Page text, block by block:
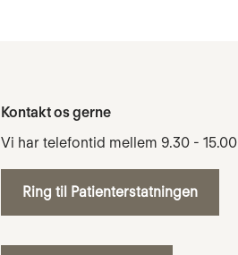
Kontakt os gerne
Vi har telefontid mellem 9.30 - 15.00
Ring til Patienterstatningen